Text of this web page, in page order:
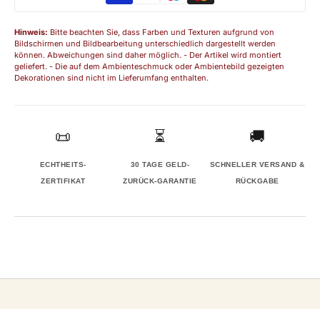
Hinweis: Bitte beachten Sie, dass Farben und Texturen aufgrund von
Bildschirmen und Bildbearbeitung unterschiedlich dargestellt werden
können. Abweichungen sind daher möglich. - Der Artikel wird montiert
geliefert. - Die auf dem Ambienteschmuck oder Ambientebild gezeigten
Dekorationen sind nicht im Lieferumfang enthalten.
📜
ECHTHEITS-
ZERTIFIKAT
⏳
30 TAGE GELD-
ZURÜCK-GARANTIE
🚚
SCHNELLER VERSAND &
RÜCKGABE